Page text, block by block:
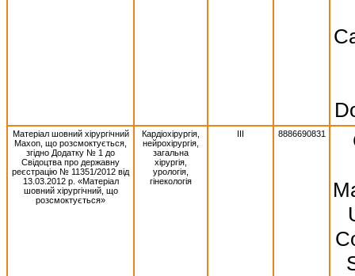
Матеріал шовний хірургічний
Махоn, що розсмоктується,
згідно Додатку № 1 до
Свідоцтва про державну
реєстрацію № 11351/2012 від
13.03.2012 р. «Матеріал
шовний хірургічний, що
розсмоктується»
Кардіохірургія,
нейрохірургія,
загальна
хірургія,
урологія,
гінекологія
III 8886690831